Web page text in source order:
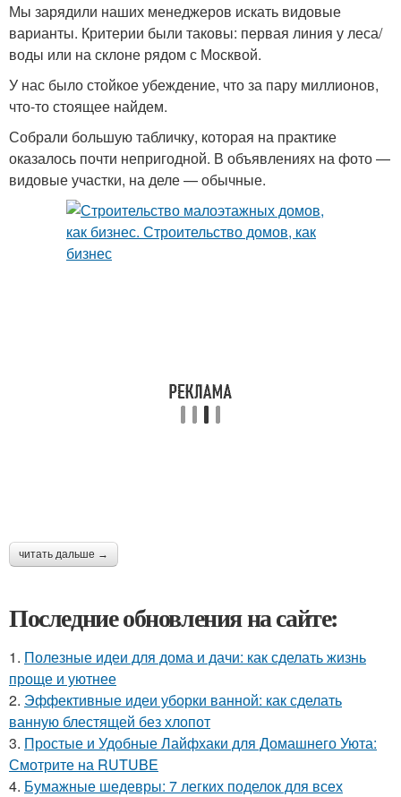
Мы зарядили наших менеджеров искать видовые
варианты. Критерии были таковы: первая линия у леса/
воды или на склоне рядом с Москвой.
У нас было стойкое убеждение, что за пару миллионов,
что-то стоящее найдем.
Собрали большую табличку, которая на практике
оказалось почти непригодной. В объявлениях на фото —
видовые участки, на деле — обычные.
читать дальше →
Последние обновления на сайте:
1. Полезные идеи для дома и дачи: как сделать жизнь
проще и уютнее
2. Эффективные идеи уборки ванной: как сделать
ванную блестящей без хлопот
3. Простые и Удобные Лайфхаки для Домашнего Уюта:
Смотрите на RUTUBE
4. Бумажные шедевры: 7 легких поделок для всех